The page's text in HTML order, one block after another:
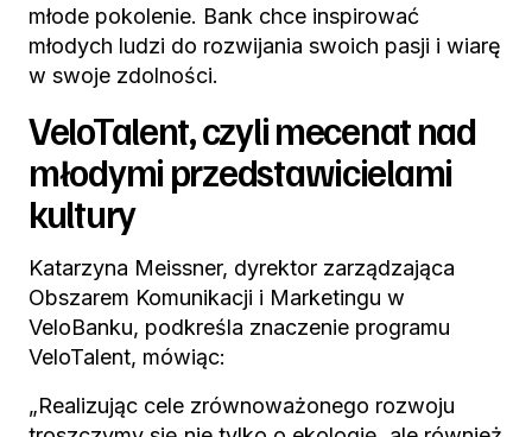
młode pokolenie. Bank chce inspirować
młodych ludzi do rozwijania swoich pasji i wiarę
w swoje zdolności.
VeloTalent, czyli mecenat nad
młodymi przedstawicielami
kultury
Katarzyna Meissner, dyrektor zarządzająca
Obszarem Komunikacji i Marketingu w
VeloBanku, podkreśla znaczenie programu
VeloTalent, mówiąc:
„Realizując cele zrównoważonego rozwoju